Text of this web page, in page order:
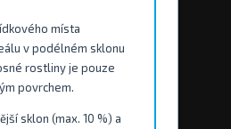
místa
v podélném sklonu
rostliny je pouze
povrchem.
sklon (max. 10 %) a